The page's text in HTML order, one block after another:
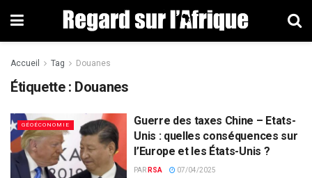
Accueil Tag Douanes
Étiquette : Douanes
GÉOÉCONOMIE
Guerre des taxes Chine – Etats-
Unis : quelles conséquences sur
l’Europe et les États-Unis ?
PAR RSA 07/04/2025